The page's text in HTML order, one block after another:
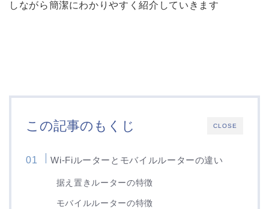
しながら簡潔にわかりやすく紹介していきます
CLOSE
この記事のもくじ
Wi-Fiルーターとモバイルルーターの違い
据え置きルーターの特徴
モバイルルーターの特徴